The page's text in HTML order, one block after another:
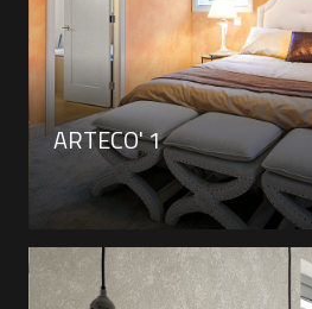
ARTECO' 1